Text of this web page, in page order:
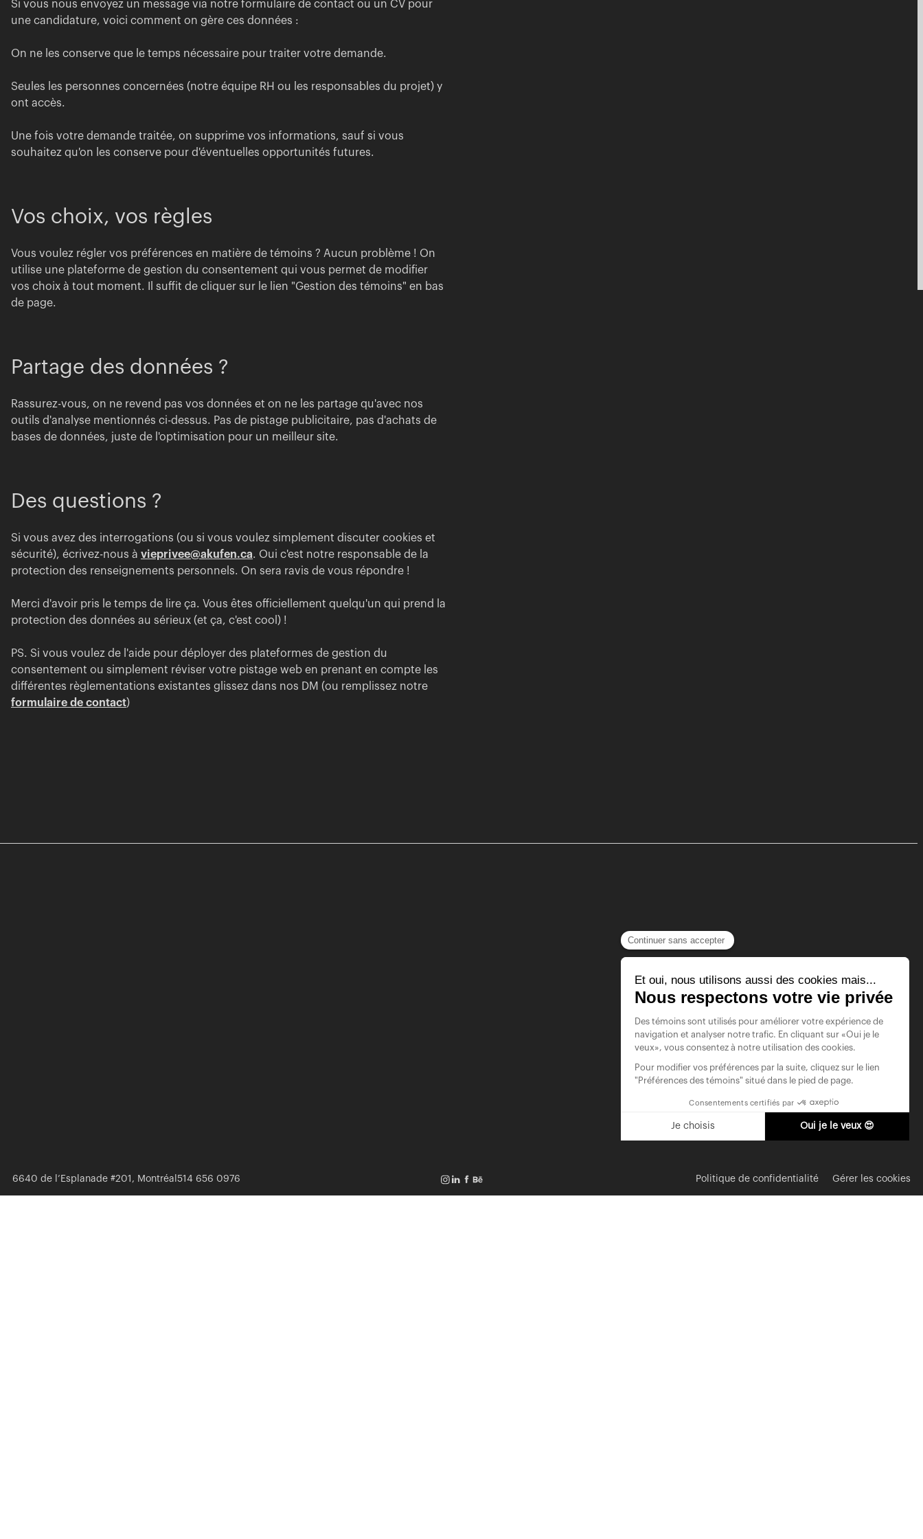
Si vous nous envoyez un message via notre formulaire de contact ou un CV pour
une candidature, voici comment on gère ces données :
On ne les conserve que le temps nécessaire pour traiter votre demande.
Seules les personnes concernées (notre équipe RH ou les responsables du projet) y
ont accès.
Une fois votre demande traitée, on supprime vos informations, sauf si vous
souhaitez qu'on les conserve pour d'éventuelles opportunités futures.
Vos choix, vos règles
Vous voulez régler vos préférences en matière de témoins ? Aucun problème ! On
utilise une plateforme de gestion du consentement qui vous permet de modifier
vos choix à tout moment. Il suffit de cliquer sur le lien "Gestion des témoins" en bas
de page.
Partage des données ?
Rassurez-vous, on ne revend pas vos données et on ne les partage qu'avec nos
outils d'analyse mentionnés ci-dessus. Pas de pistage publicitaire, pas d'achats de
bases de données, juste de l'optimisation pour un meilleur site.
Des questions ?
Si vous avez des interrogations (ou si vous voulez simplement discuter cookies et
sécurité), écrivez-nous à vieprivee@akufen.ca. Oui c'est notre responsable de la
protection des renseignements personnels. On sera ravis de vous répondre !
Merci d'avoir pris le temps de lire ça. Vous êtes officiellement quelqu'un qui prend la
protection des données au sérieux (et ça, c'est cool) !
PS. Si vous voulez de l'aide pour déployer des plateformes de gestion du
consentement ou simplement réviser votre pistage web en prenant en compte les
différentes règlementations existantes glissez dans nos DM (ou remplissez notre
formulaire de contact)
6640 de l’Esplanade #201, Montréal 514 656 0976 Politique de confidentialité Gérer les cookies